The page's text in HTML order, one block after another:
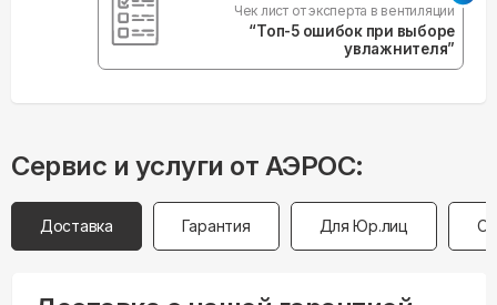
Чек лист от эксперта в вентиляции
“Топ-5 ошибок при выборе
увлажнителя”
Сервис и услуги от АЭРОС:
Доставка Гарантия Для Юр.лиц